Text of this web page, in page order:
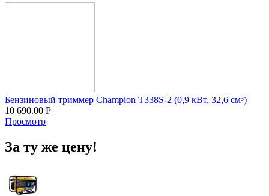
Бензиновый триммер Champion T338S-2 (0,9 кВт, 32,6 см³)
10 690.00 Р
Просмотр
За ту же цену!